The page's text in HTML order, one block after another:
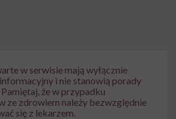
w serwisie mają wyłącznie
i nie stanowią porady
że w przypadku
ze zdrowiem należy bezwzględnie
się z lekarzem.